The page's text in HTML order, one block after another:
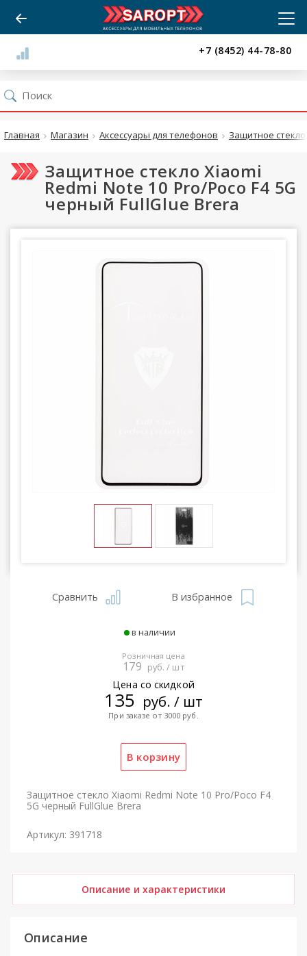
+7 (8452) 44-78-80
Главная Магазин Аксессуары для телефонов Защитное стекло
Защитное стекло Xiaomi
Redmi Note 10 Pro/Poco F4 5G
черный FullGlue Brera
Сравнить В избранное
в наличии
Розничная цена
179 руб. / шт
Цена со скидкой
135 руб. / шт
При заказе от 3000 руб.
Защитное стекло Xiaomi Redmi Note 10 Pro/Poco F4
5G черный FullGlue Brera
Артикул: 391718
Описание и характеристики
Описание